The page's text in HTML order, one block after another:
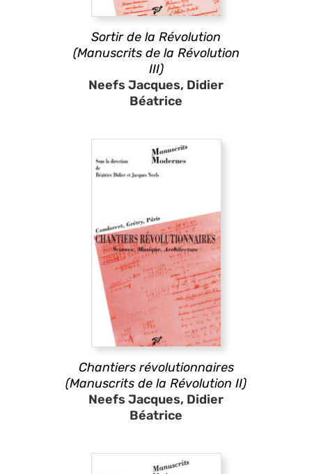
Sortir de la Révolution
(Manuscrits de la Révolution
III)
Neefs Jacques, Didier
Béatrice
Chantiers révolutionnaires
(Manuscrits de la Révolution II)
Neefs Jacques, Didier
Béatrice